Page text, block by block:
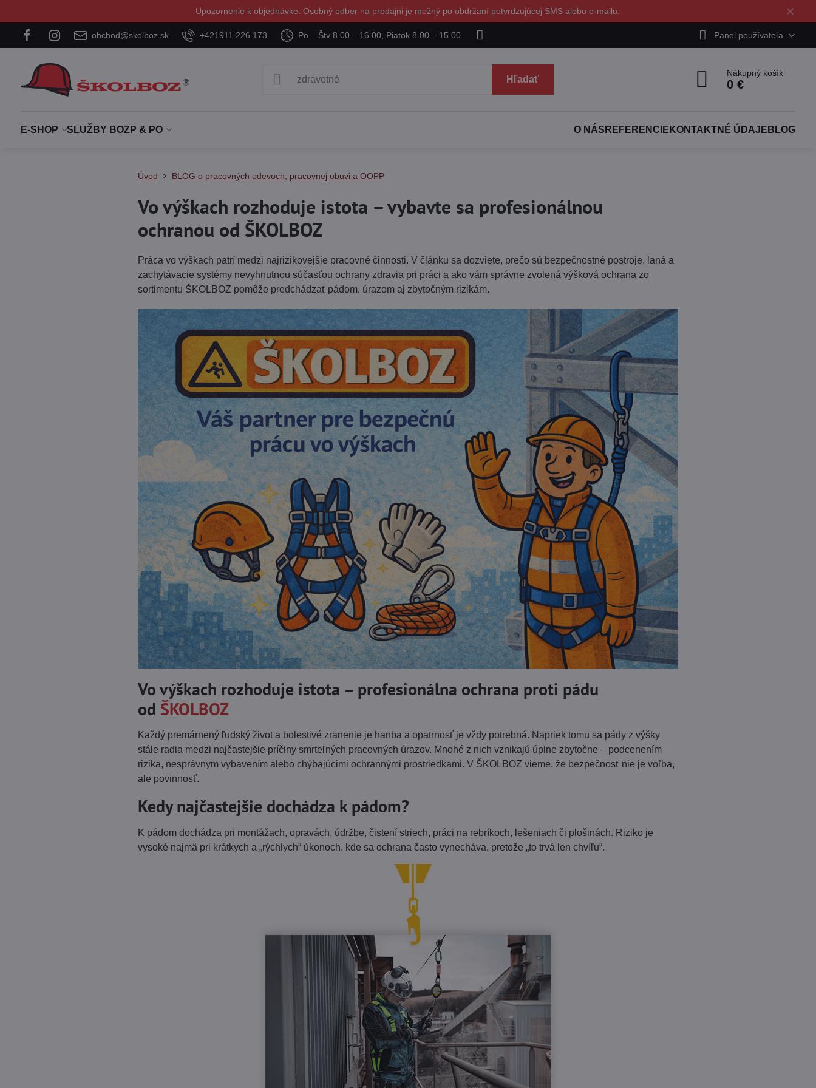
✕
Upozornenie k objednávke: Osobný odber na predajni je možný po obdržaní potvrdzujúcej SMS alebo e-mailu.
obchod@skolboz.sk +421911 226 173 Po – Štv 8.00 – 16.00, Piatok 8.00 – 15.00 Panel používateľa
Hľadať
Nákupný košík
0 €
E-SHOP SLUŽBY BOZP & PO O NÁS REFERENCIE KONTAKTNÉ ÚDAJE BLOG
Úvod BLOG o pracovných odevoch, pracovnej obuvi a OOPP
Vo výškach rozhoduje istota – vybavte sa profesionálnou
ochranou od ŠKOLBOZ
Práca vo výškach patrí medzi najrizikovejšie pracovné činnosti. V článku sa dozviete, prečo sú bezpečnostné postroje, laná a
zachytávacie systémy nevyhnutnou súčasťou ochrany zdravia pri práci a ako vám správne zvolená výšková ochrana zo
sortimentu ŠKOLBOZ pomôže predchádzať pádom, úrazom aj zbytočným rizikám.
Vo výškach rozhoduje istota – profesionálna ochrana proti pádu
od ŠKOLBOZ
Každý premárnený ľudský život a bolestivé zranenie je hanba a opatrnosť je vždy potrebná. Napriek tomu sa pády z výšky
stále radia medzi najčastejšie príčiny smrteľných pracovných úrazov. Mnohé z nich vznikajú úplne zbytočne – podcenením
rizika, nesprávnym vybavením alebo chýbajúcimi ochrannými prostriedkami. V ŠKOLBOZ vieme, že bezpečnosť nie je voľba,
ale povinnosť.
Kedy najčastejšie dochádza k pádom?
K pádom dochádza pri montážach, opravách, údržbe, čistení striech, práci na rebríkoch, lešeniach či plošinách. Riziko je
vysoké najmä pri krátkych a „rýchlych“ úkonoch, kde sa ochrana často vynecháva, pretože „to trvá len chvíľu“.